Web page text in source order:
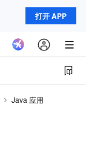
打开 APP
Java 应用